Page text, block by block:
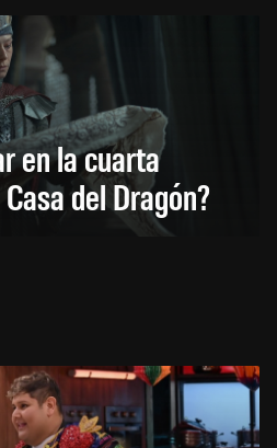
en la cuarta
del Dragón?